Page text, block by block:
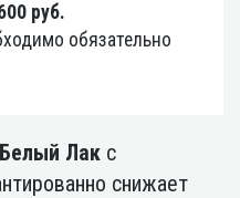
руб.
обязательно
Лак с
снижает